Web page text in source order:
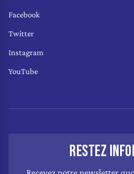
Facebook
Twitter
Instagram
YouTube
RESTEZ